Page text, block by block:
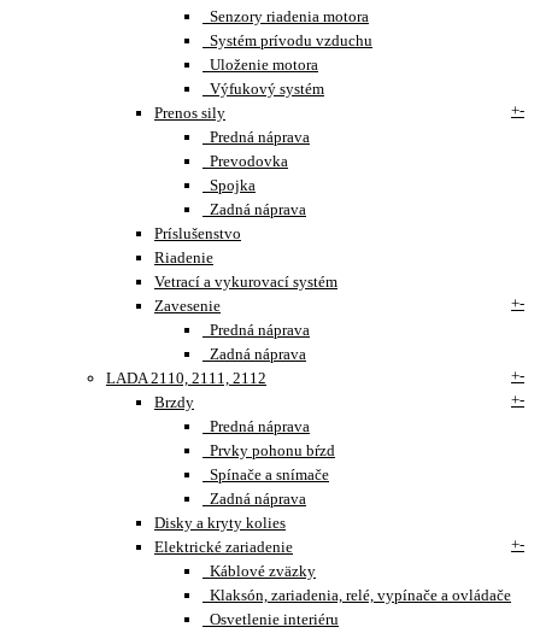
Senzory riadenia motora
Systém prívodu vzduchu
Uloženie motora
Výfukový systém
Prenos sily
+-
Predná náprava
Prevodovka
Spojka
Zadná náprava
Príslušenstvo
Riadenie
Vetrací a vykurovací systém
Zavesenie
+-
Predná náprava
Zadná náprava
LADA 2110, 2111, 2112
+-
Brzdy
+-
Predná náprava
Prvky pohonu bŕzd
Spínače a snímače
Zadná náprava
Disky a kryty kolies
Elektrické zariadenie
+-
Káblové zväzky
Klaksón, zariadenia, relé, vypínače a ovládače
Osvetlenie interiéru